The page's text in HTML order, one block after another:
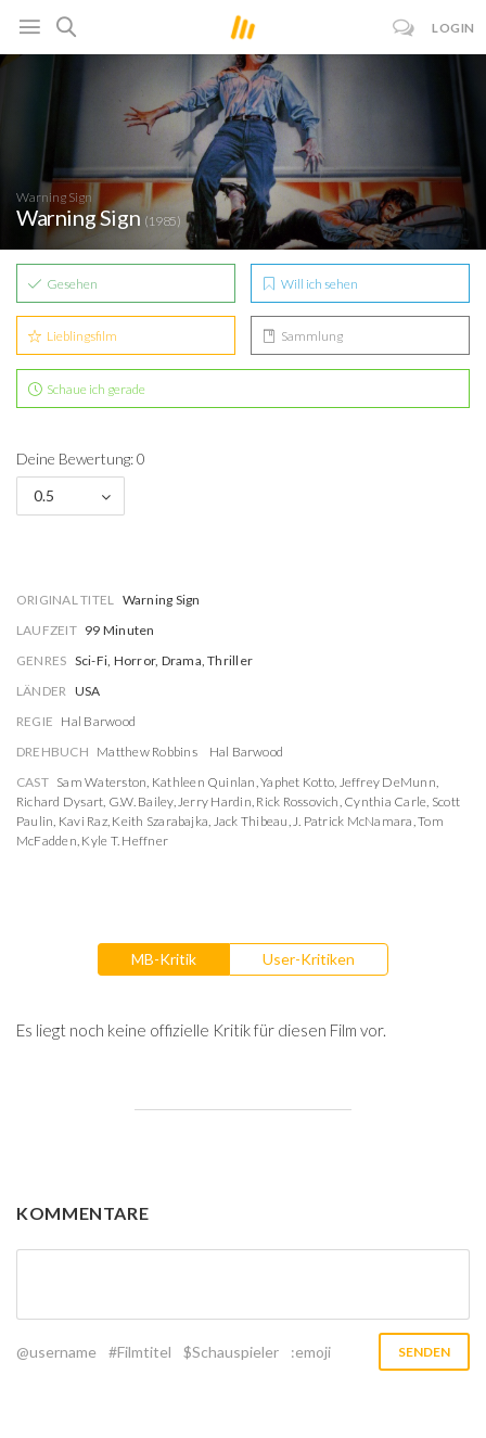
LOGIN
Warning Sign
Warning Sign (1985)
Gesehen Will ich sehen
Lieblingsfilm Sammlung
Schaue ich gerade
Deine Bewertung: 0
0.5
ORIGINAL TITEL Warning Sign
LAUFZEIT 99 Minuten
GENRES Sci-Fi, Horror, Drama, Thriller
LÄNDER USA
REGIE Hal Barwood
DREHBUCH Matthew Robbins
Hal Barwood
CAST Sam Waterston, Kathleen Quinlan,Yaphet Kotto, Jeffrey DeMunn,
Richard Dysart, G.W. Bailey,Jerry Hardin, Rick Rossovich, Cynthia Carle, Scott
Paulin, Kavi Raz, Keith Szarabajka, Jack Thibeau,J. Patrick McNamara,Tom
McFadden, Kyle T. Heffner
MB-Kritik User-Kritiken
Es liegt noch keine offizielle Kritik für diesen Film vor.
KOMMENTARE
@username #Filmtitel $Schauspieler :emoji